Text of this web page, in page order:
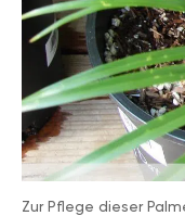
Zur Pflege dieser